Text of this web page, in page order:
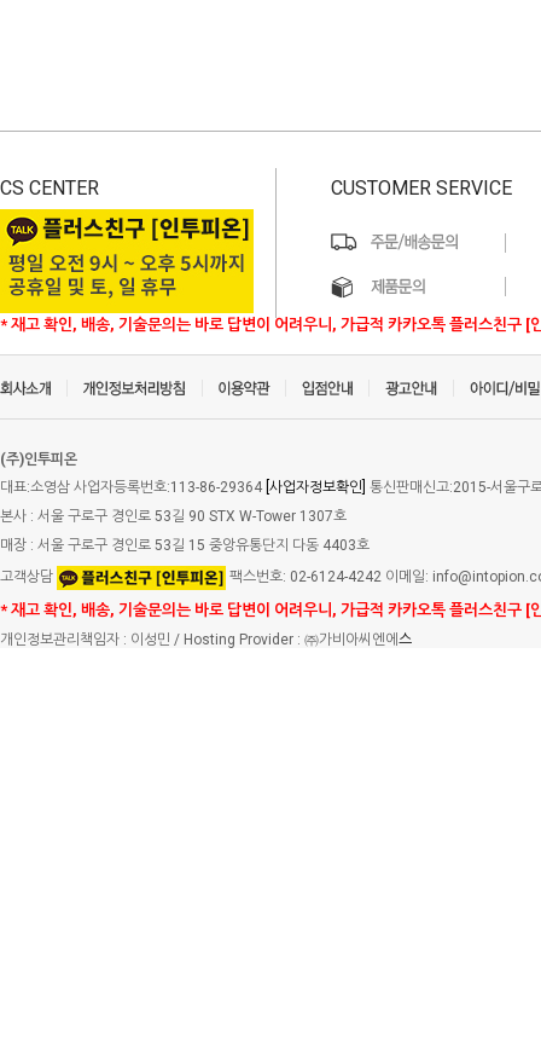
CS CENTER
* 재고 확인, 배송, 기술문의는 바로 답변이 어려우니, 가급적 카카오톡 플러스친구 [
CUSTOMER SERVICE
(주)인투피온
대표:소영삼 사업자등록번호:113-86-29364 [사업자정보확인] 통신판매신고:2015-서울구
본사 : 서울 구로구 경인로 53길 90 STX W-Tower 1307호
매장 : 서울 구로구 경인로 53길 15 중앙유통단지 다동 4403호
고객상담
팩스번호: 02-6124-4242 이메일:
* 재고 확인, 배송, 기술문의는 바로 답변이 어려우니, 가급적 카카오톡 플러스친구 [
개인정보관리책임자 : 이성민 / Hosting Provider : ㈜가비아씨엔에 스